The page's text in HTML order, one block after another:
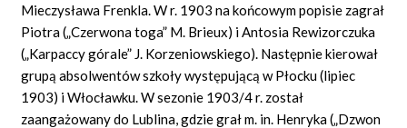
Mieczysława Frenkla. W r. 1903 na końcowym popisie zagrał
Piotra („Czerwona toga” M. Brieux) i Antosia Rewizorczuka
(„Karpaccy górale” J. Korzeniowskiego). Następnie kierował
grupą absolwentów szkoły występującą w Płocku (lipiec
1903) i Włocławku. W sezonie 1903/4 r. został
zaangażowany do Lublina, gdzie grał m. in. Henryka („Dzwon